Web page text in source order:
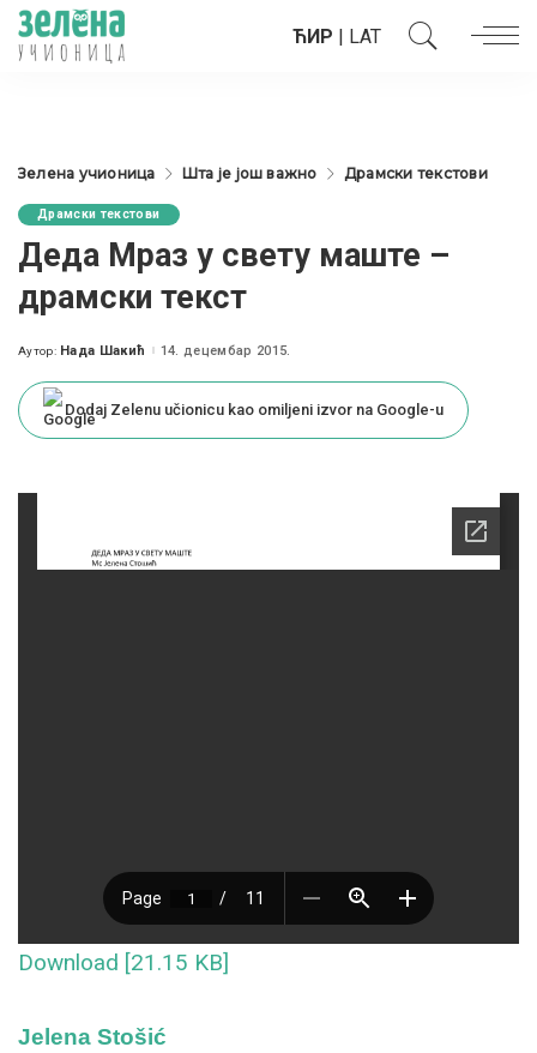
ЋИР | LAT
Зелена учионица Шта је још важно Драмски текстови
Драмски текстови
Деда Мраз у свету маште –
драмски текст
Posted
Аутор: Нада Шакић 14. децембар 2015.
Dodaj Zelenu učionicu kao omiljeni izvor na Google-u
Download [21.15 KB]
Jelena Stošić